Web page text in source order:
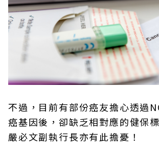
不過，目前有部份癌友擔心透過
癌基因後，卻缺乏相對應的健保
嚴必文副執行長亦有此擔憂！